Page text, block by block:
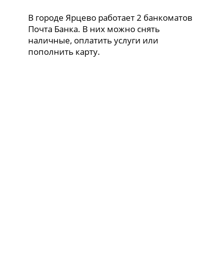
В городе Ярцево работает 2 банкоматов
Почта Банка. В них можно снять
наличные, оплатить услуги или
пополнить карту.